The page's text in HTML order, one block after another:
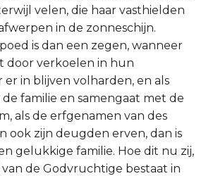
velen, die haar vasthielden
in de zonneschijn.
is dan een zegen, wanneer
door verkoelen in hun
er in blijven volharden, en als
familie en samengaat met de
als de erfgenamen van des
ook zijn deugden erven, dan is
gelukkige familie. Hoe dit nu zij,
de Godvruchtige bestaat in